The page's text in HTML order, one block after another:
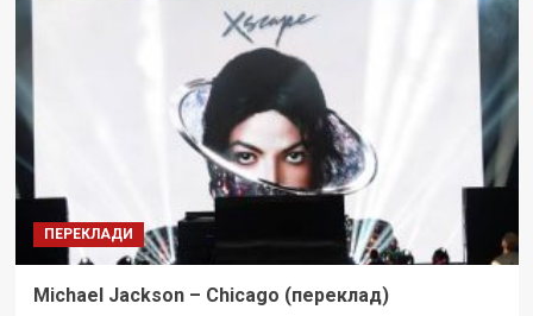
ПЕРЕКЛАДИ
Michael Jackson – Chicago (переклад)